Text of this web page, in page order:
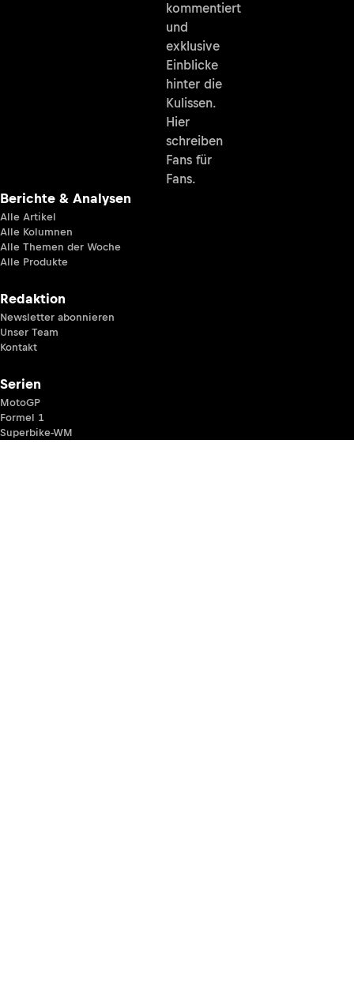
kommentiert
und
exklusive
Einblicke
hinter die
Kulissen.
Hier
schreiben
Fans für
Fans.
Berichte & Analysen
Alle Artikel
Alle Kolumnen
Alle Themen der Woche
Alle Produkte
Redaktion
Newsletter abonnieren
Unser Team
Kontakt
Serien
MotoGP
Formel 1
Superbike-WM